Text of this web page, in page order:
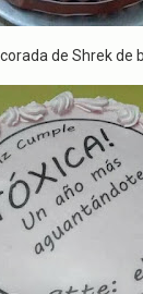
de Shrek de